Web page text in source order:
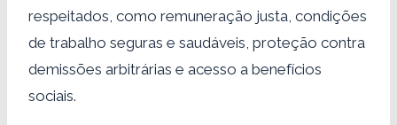
respeitados, como remuneração justa, condições
de trabalho seguras e saudáveis, proteção contra
demissões arbitrárias e acesso a benefícios
sociais.